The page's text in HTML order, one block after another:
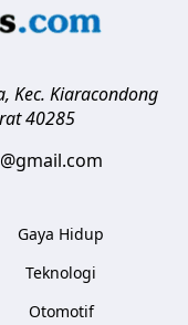
Kec. Kiaracondong
40285
Gaya Hidup
Teknologi
Otomotif